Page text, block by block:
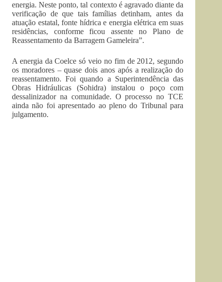
energia. Neste ponto, tal contexto é agravado diante da
verificação de que tais famílias detinham, antes da
atuação estatal, fonte hídrica e energia elétrica em suas
residências, conforme ficou assente no Plano de
Reassentamento da Barragem Gameleira”.
A energia da Coelce só veio no fim de 2012, segundo
os moradores – quase dois anos após a realização do
reassentamento. Foi quando a Superintendência das
Obras Hidráulicas (Sohidra) instalou o poço com
dessalinizador na comunidade. O processo no TCE
ainda não foi apresentado ao pleno do Tribunal para
julgamento.